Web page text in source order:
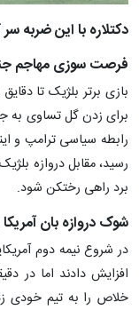
دکتلاره با این ضربه
فرصت سوزی مهاجم
بازی برتر بلژیک تا
برای زدن گل تساوی به
رابطه سیاسی ترامپ و
رسید، مقابل دروازه
برد راهی رختکن شود.
شوک دروازه بان
در شروع نیمه دوم
خلاص را به تیم خودی